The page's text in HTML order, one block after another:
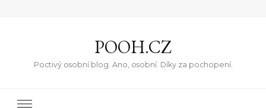
POOH.CZ
Poctivý osobní blog. Ano, osobní. Díky za pochopení.